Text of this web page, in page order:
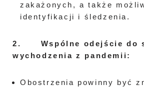
zakażonych, a także
identyfikacji i śledzenia.
2.
Wspólne odejście do
wychodzenia z pandemii:
Obostrzenia powinny być